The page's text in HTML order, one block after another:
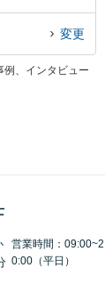
変更
例、インタビュー
営業時間：09:00~2
0:00（平日）